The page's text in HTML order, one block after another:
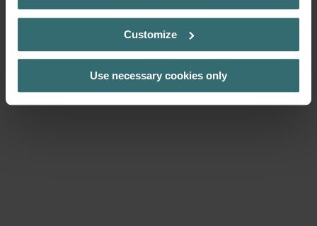
Customize
Use necessary cookies only